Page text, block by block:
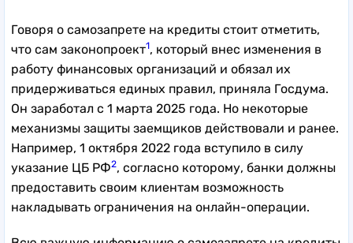
Говоря о самозапрете на кредиты стоит отметить,
что сам законопроект1, который внес изменения в
работу финансовых организаций и обязал их
придерживаться единых правил, приняла Госдума.
Он заработал с 1 марта 2025 года. Но некоторые
механизмы защиты заемщиков действовали и ранее.
Например, 1 октября 2022 года вступило в силу
указание ЦБ РФ2, согласно которому, банки должны
предоставить своим клиентам возможность
накладывать ограничения на онлайн-операции.